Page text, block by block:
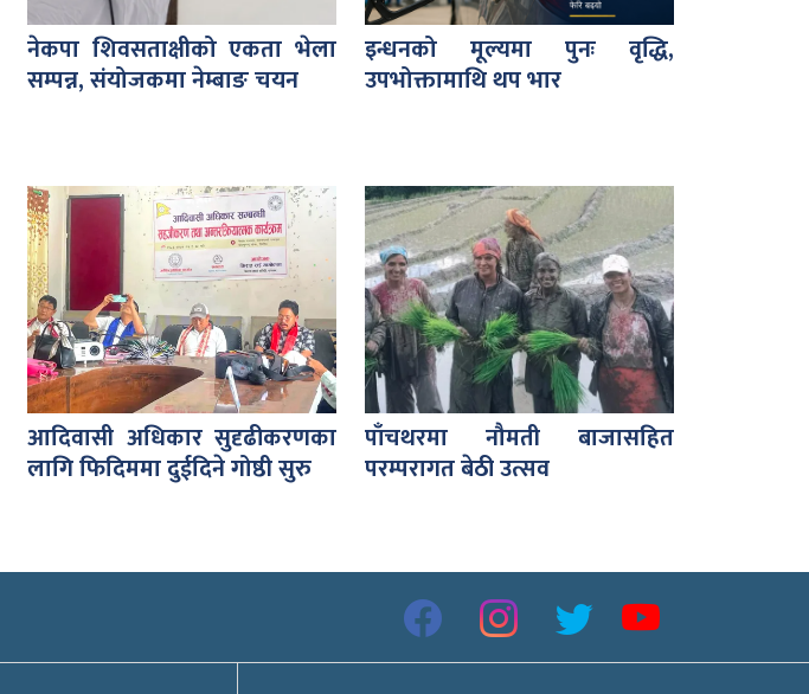
नेकपा शिवसताक्षीको एकता भेला
सम्पन्न, संयोजकमा नेम्बाङ चयन
इन्धनको मूल्यमा पुनः वृद्धि,
उपभोक्तामाथि थप भार
आदिवासी अधिकार सुदृढीकरणका
लागि फिदिममा दुईदिने गोष्ठी सुरु
पाँचथरमा नौमती बाजासहित
परम्परागत बेठी उत्सव